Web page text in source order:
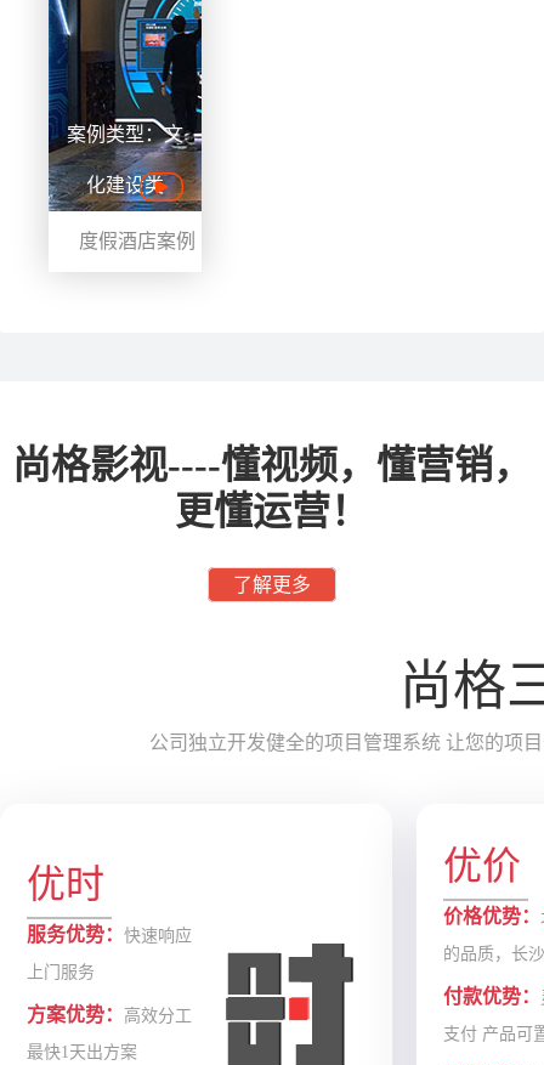
案例类型：文
化建设类
度假酒店案例
尚格影视----懂视频，懂营销，
更懂运营！
了解更多
尚格
公司独立开发健全的项目管理系统 让您的项
优时
服务优势： 快速响应
上门服务
方案优势：
高效分工
最快1天出方案
优价
价格优势：
的品质，长
付款优势：
支付 产品可